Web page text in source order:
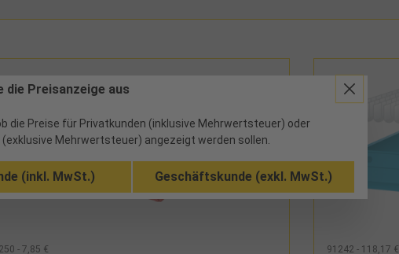
- 7,85 € 91242 - 118,17 €
die Preisanzeige aus
die Preise für Privatkunden (inklusive Mehrwertsteuer) oder
Mehrwertsteuer) angezeigt werden sollen.
(inkl. MwSt.) Geschäftskunde (exkl. MwSt.)